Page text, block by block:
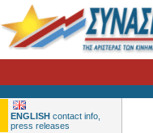
ENGLISH contact info,
press releases